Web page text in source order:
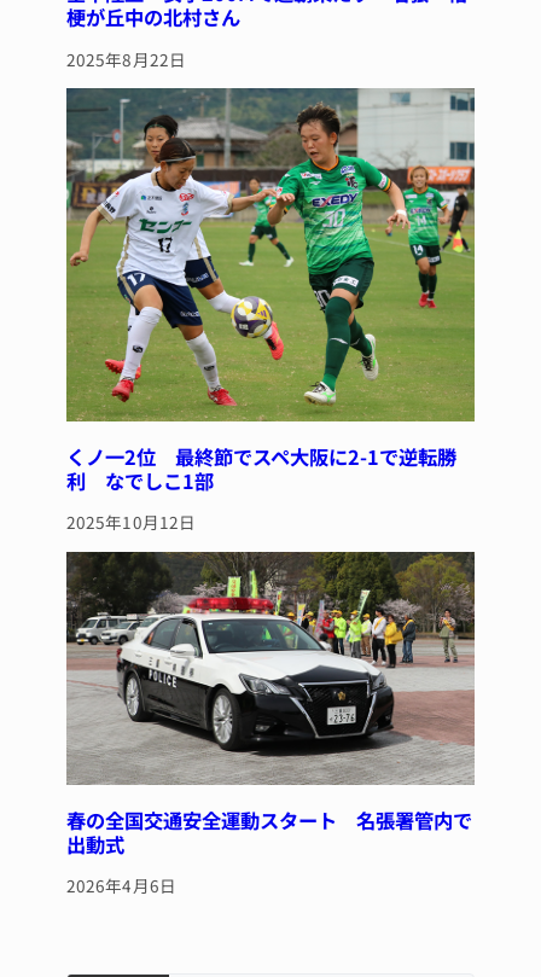
梗が丘中の北村さん
2025年8月22日
くノ一2位 最終節でスペ大阪に2-1で逆転勝
利 なでしこ1部
2025年10月12日
春の全国交通安全運動スタート 名張署管内で
出動式
2026年4月6日